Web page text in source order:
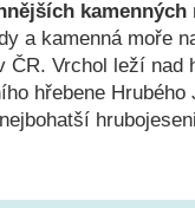
kamenných
a kamenná moře
ČR. Vrchol leží nad
hřebene